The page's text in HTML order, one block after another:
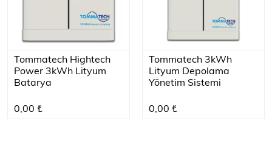
Tommatech Hightech
Power 3kWh Lityum
Batarya
0,00 ₺
Tommatech 3kWh
Lityum Depolama
Yönetim Sistemi
0,00 ₺